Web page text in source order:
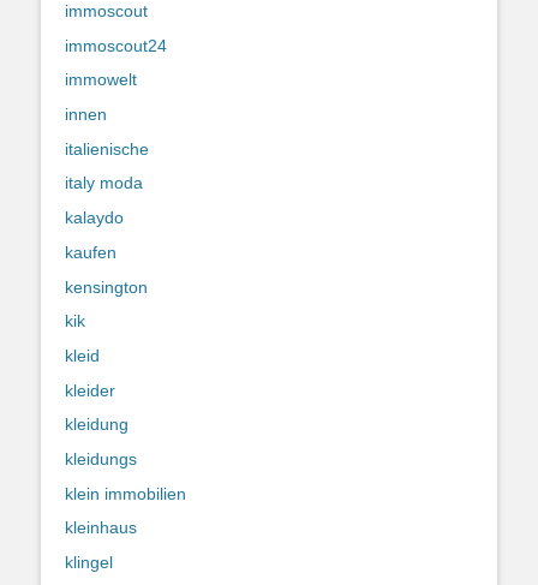
immoscout
immoscout24
immowelt
innen
italienische
italy moda
kalaydo
kaufen
kensington
kik
kleid
kleider
kleidung
kleidungs
klein immobilien
kleinhaus
klingel